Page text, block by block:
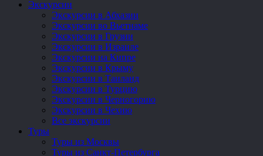
Экскурсии
Экскурсии в Абхазии
Экскурсии во Вьетнаме
Экскурсии в Грузии
Экскурсии в Израиле
Экскурсии на Кипре
Экскурсии в Крыму
Экскурсии в Таиланд
Экскурсии в Турцию
Экскурсии в Черногорию
Экскурсии в Чехию
Все экскурсии
Туры
Туры из Москвы
Туры из Санкт-Петербурга